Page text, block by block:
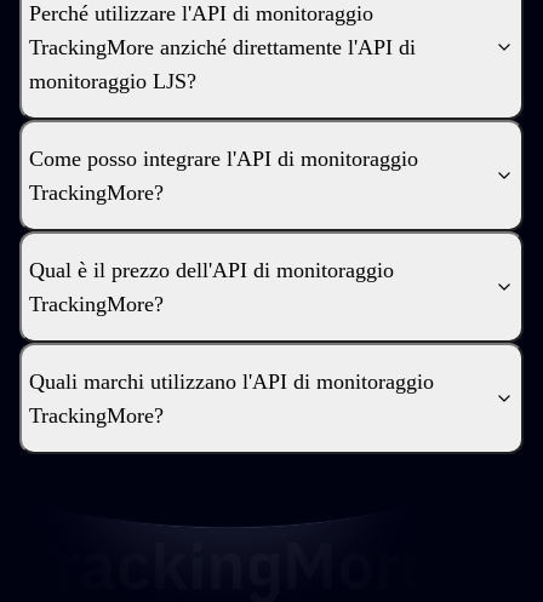
Perché utilizzare l'API di monitoraggio
TrackingMore anziché direttamente l'API di
monitoraggio LJS?
Come posso integrare l'API di monitoraggio
TrackingMore?
Qual è il prezzo dell'API di monitoraggio
TrackingMore?
Quali marchi utilizzano l'API di monitoraggio
TrackingMore?